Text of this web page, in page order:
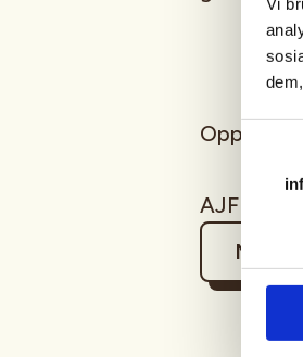
Oppmøte
AJFF
Mer